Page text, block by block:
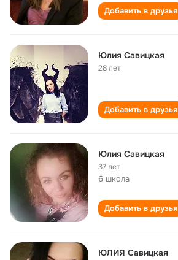
Добавить в друзья
Юлия Савицкая
28 лет
Добавить в друзья
Юлия Савицкая
37 лет
6 школа
Добавить в друзья
ЮЛИЯ Савицкая